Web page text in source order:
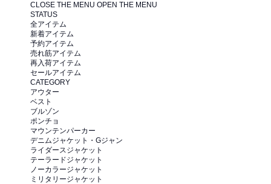
CLOSE THE MENU OPEN THE MENU
STATUS
全アイテム
新着アイテム
予約アイテム
売れ筋アイテム
再入荷アイテム
セールアイテム
CATEGORY
アウター
ベスト
ブルゾン
ポンチョ
マウンテンパーカー
デニムジャケット・Gジャン
ライダースジャケット
テーラードジャケット
ノーカラージャケット
ミリタリージャケット